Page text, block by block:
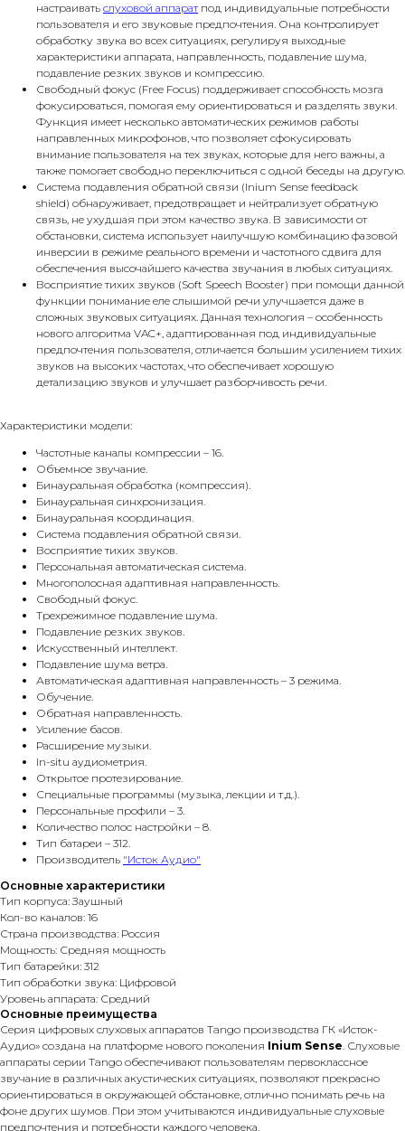
настраивать слуховой аппаратпод индивидуальные потребности
пользователя и его звуковые предпочтения. Она контролирует
обработку звука во всех ситуациях, регулируя выходные
характеристики аппарата, направленность, подавление шума,
подавление резких звуков и компрессию.
Свободный фокус (Free Focus) поддерживает способность мозга
фокусироваться, помогая ему ориентироваться и разделять звуки.
Функция имеет несколько автоматических режимов работы
направленных микрофонов, что позволяет сфокусировать
внимание пользователя на тех звуках, которые для него важны, а
также помогает свободно переключиться с одной беседы на другую.
Система подавления обратной связи (Inium Sense feedback
shield) обнаруживает, предотвращает и нейтрализует обратную
связь, не ухудшая при этом качество звука. В зависимости от
обстановки, система использует наилучшую комбинацию фазовой
инверсии в режиме реального времени и частотного сдвига для
обеспечения высочайшего качества звучания в любых ситуациях.
Восприятие тихих звуков (Soft Speech Booster) при помощи данной
функции понимание еле слышимой речи улучшается даже в
сложных звуковых ситуациях. Данная технология – особенность
нового алгоритма VAC+, адаптированная под индивидуальные
предпочтения пользователя, отличается большим усилением тихих
звуков на высоких частотах, что обеспечивает хорошую
детализацию звуков и улучшает разборчивость речи.
Характеристики модели:
Частотные каналы компрессии – 16.
Объемное звучание.
Бинауральная обработка (компрессия).
Бинауральная синхронизация.
Бинауральная координация.
Система подавления обратной связи.
Восприятие тихих звуков.
Персональная автоматическая система.
Многополосная адаптивная направленность.
Свободный фокус.
Трехрежимное подавление шума.
Подавление резких звуков.
Искусственный интеллект.
Подавление шума ветра.
Автоматическая адаптивная направленность – 3 режима.
Обучение.
Обратная направленность.
Усиление басов.
Расширение музыки.
In-situ аудиометрия.
Открытое протезирование.
Специальные программы (музыка, лекции и т.д.).
Персональные профили – 3.
Количество полос настройки – 8.
Тип батареи – 312.
Производитель "Исток Аудио"
Основные характеристики
Тип корпуса: Заушный
Кол-во каналов: 16
Страна производства: Россия
Мощность: Средняя мощность
Тип батарейки: 312
Тип обработки звука: Цифровой
Уровень аппарата: Средний
Основные преимущества
Серия цифровых слуховых аппаратов Tango производства ГК «Исток-
Аудио» создана на платформе нового поколения Inium Sense. Слуховые
аппараты серии Tango обеспечивают пользователям первоклассное
звучание в различных акустических ситуациях, позволяют прекрасно
ориентироваться в окружающей обстановке, отлично понимать речь на
фоне других шумов. При этом учитываются индивидуальные слуховые
предпочтения и потребности каждого человека.